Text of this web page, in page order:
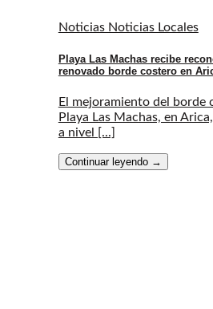
Noticias Noticias Locales
Playa Las Machas recibe
renovado borde costero en
El mejoramiento del borde
Playa Las Machas, en
a nivel [...]
Continuar leyendo →